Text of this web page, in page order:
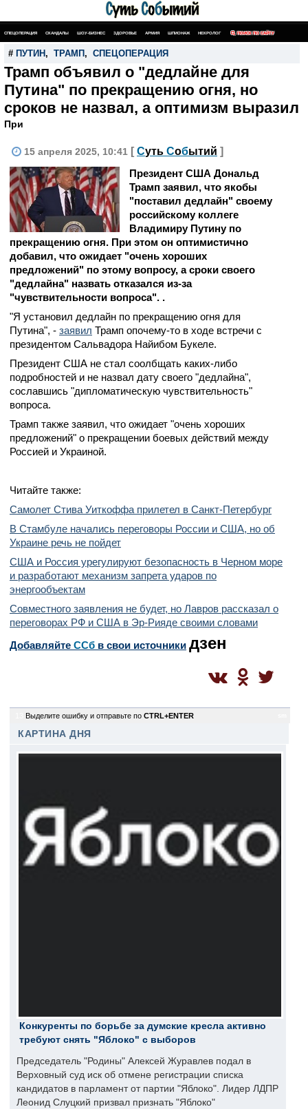
СПЕЦОПЕРАЦИЯ СКАНДАЛЫ ШОУ-БИЗНЕС ЗДОРОВЬЕ АРМИЯ ШПИОНАЖ НЕКРОЛОГ ПОИСК ПО САЙТУ
# ПУТИН , ТРАМП , СПЕЦОПЕРАЦИЯ
Трамп объявил о "дедлайне для
Путина" по прекращению огня, но
сроков не назвал, а оптимизм выразил
При
15 апреля 2025, 10:41 [ Суть Событий ]
Президент США Дональд
Трамп заявил, что якобы
"поставил дедлайн" своему
российскому коллеге
Владимиру Путину по
прекращению огня. При этом он оптимистично
добавил, что ожидает "очень хороших
предложений" по этому вопросу, а сроки своего
"дедлайна" назвать отказался из-за
"чувствительности вопроса". .
"Я установил дедлайн по прекращению огня для
Путина", - заявил Трамп опочему-то в ходе встречи с
президентом Сальвадора Найибом Букеле.
Президент США не стал соолбщать каких-либо
подробностей и не назвал дату своего "дедлайна",
сославшись "дипломатическую чувствительность"
вопроса.
Трамп также заявил, что ожидает "очень хороших
предложений" о прекращении боевых действий между
Россией и Украиной.
Читайте также:
Самолет Стива Уиткоффа прилетел в Санкт-Петербург
В Стамбуле начались переговоры России и США, но об
Украине речь не пойдет
США и Россия урегулируют безопасность в Черном море
и разработают механизм запрета ударов по
энергообъектам
Совместного заявления не будет, но Лавров рассказал о
переговорах РФ и США в Эр-Рияде своими словами
Добавляйте CСб в свои источники дзен
Выделите ошибку и отправьте по CTRL+ENTER
КАРТИНА ДНЯ
Конкуренты по борьбе за думские кресла активно
требуют снять "Яблоко" с выборов
Председатель "Родины" Алексей Журавлев подал в
Верховный суд иск об отмене регистрации списка
кандидатов в парламент от партии "Яблоко". Лидер ЛДПР
Леонид Слуцкий призвал признать "Яблоко"